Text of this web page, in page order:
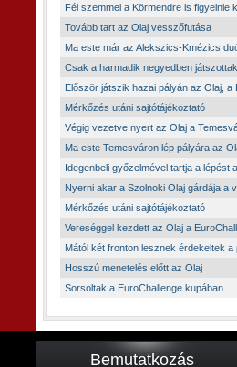
Fél szemmel a Körmendre is figyelnie
Tovább tart az Olaj vesszőfutása
Ma este már az Alekszics-Kmézics
Csak a harmadik negyedben
Először játszik hazai pályán az Olaj,
Mérkőzés utáni sajtótájékoztató
Végig vezetve nyert az Olaj a
Ma este Temesváron lép pályára az
Idegenbeli győzelmével tartja a lépést
Nyerni akar a Szolnoki Olaj gárdája a
Mérkőzés utáni sajtótájékoztató
Vereséggel kezdett az Olaj a
Mától két fronton lesznek érdekeltek a
Hosszú menetelés előtt az Olaj
Sorsoltak a EuroChallenge kupában
Bemutatkozás